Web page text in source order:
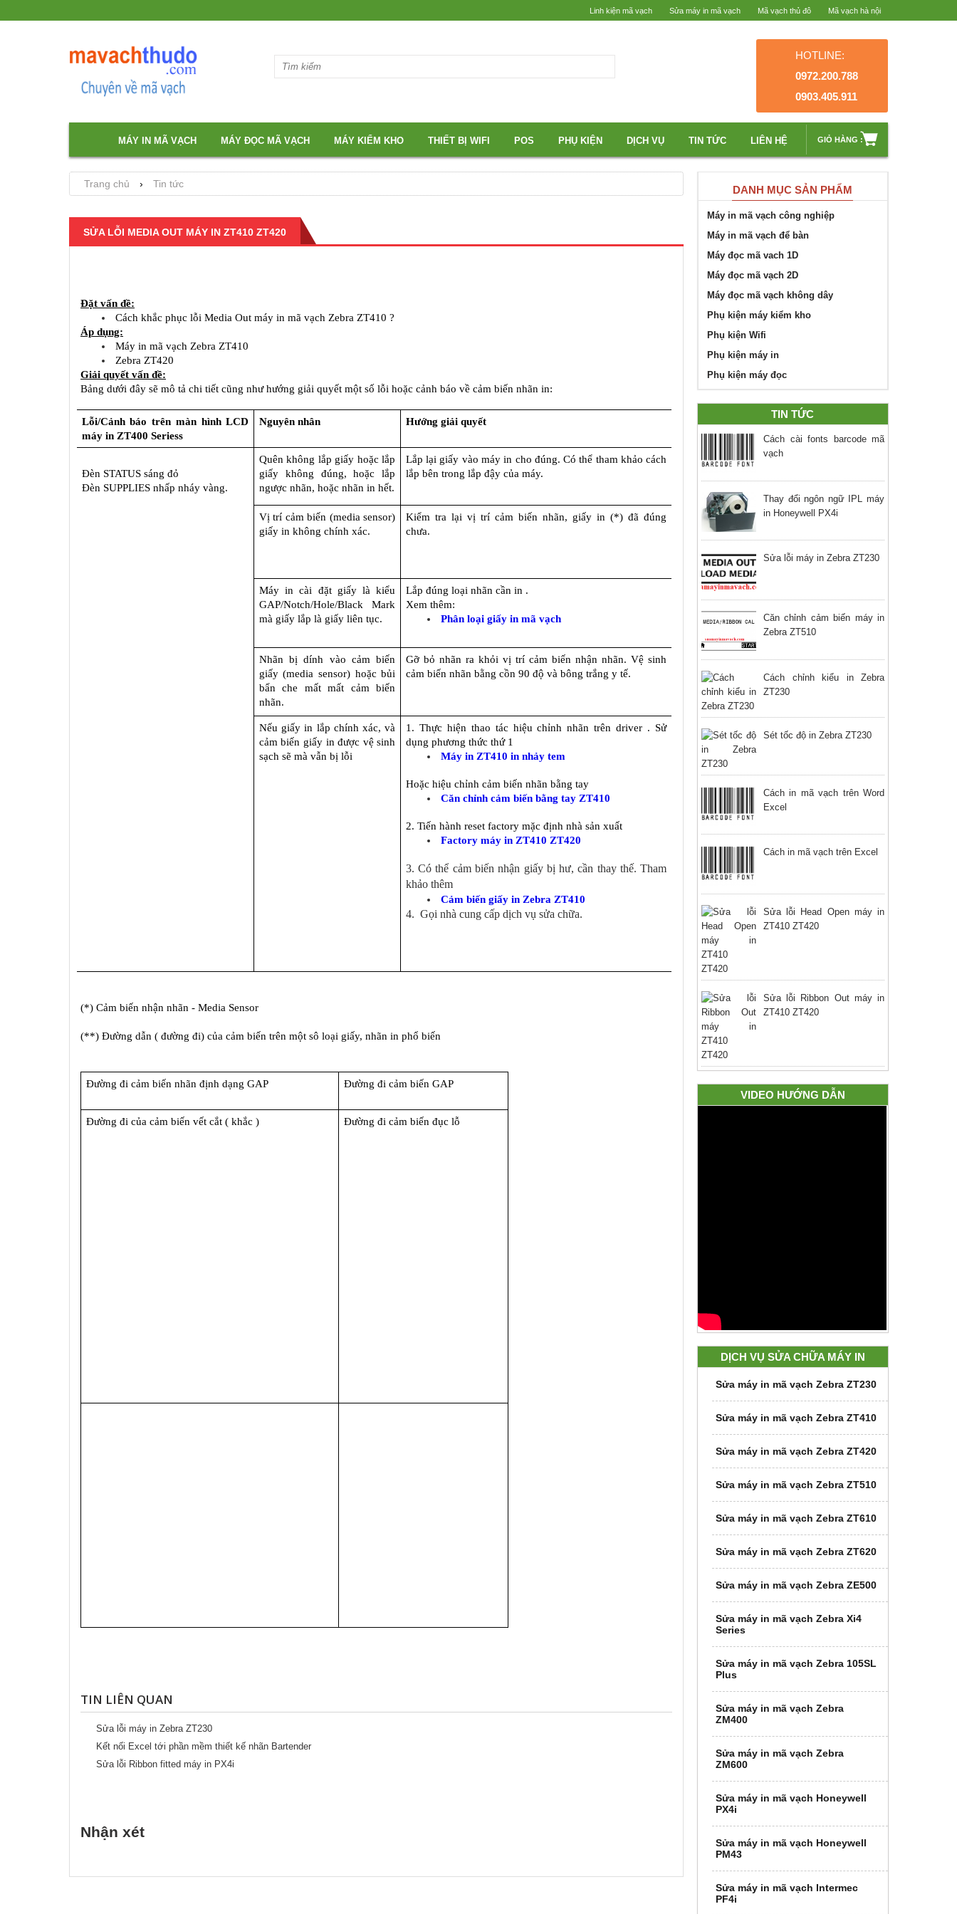
Linh kiện mã vạch Sửa máy in mã vạch Mã vạch thủ đô Mã vạch hà nội
HOTLINE:
0972.200.788
0903.405.911
MÁY IN MÃ VẠCH MÁY ĐỌC MÃ VẠCH MÁY KIỂM KHO THIẾT BỊ WIFI POS PHỤ KIỆN DỊCH VỤ TIN TỨC LIÊN HỆ GIỎ HÀNG :
Trang chủ › Tin tức
SỬA LỖI MEDIA OUT MÁY IN ZT410 ZT420
Đặt vấn đề:
Cách khắc phục lỗi Media Out máy in mã vạch Zebra ZT410 ?
Áp dụng:
Máy in mã vạch Zebra ZT410
Zebra ZT420
Giải quyết vấn đề:
Bảng dưới đây sẽ mô tả chi tiết cũng như hướng giải quyết một số lỗi hoặc cảnh báo về cảm biến nhãn in:
Lỗi/Cảnh báo trên màn hình LCD
máy in ZT400 Seriess
Nguyên nhân Hướng giải quyết
Đèn STATUS sáng đỏ
Đèn SUPPLIES nhấp nháy vàng.
Quên không lắp giấy hoặc lắp
giấy không đúng, hoặc lắp
ngược nhãn, hoặc nhãn in hết.
Lắp lại giấy vào máy in cho đúng. Có thể tham khảo cách
lắp bên trong lắp đậy của máy.
Vị trí cảm biến (media sensor)
giấy in không chính xác.
Kiểm tra lại vị trí cảm biến nhãn, giấy in (*) đã đúng
chưa.
Máy in cài đặt giấy là kiểu
GAP/Notch/Hole/Black Mark
mà giấy lắp là giấy liên tục.
Lắp đúng loại nhãn cần in .
Xem thêm:
Phân loại giấy in mã vạch
Nhãn bị dính vào cảm biến
giấy (media sensor) hoặc bủi
bẩn che mất mất cảm biến
nhãn.
Gỡ bỏ nhãn ra khỏi vị trí cảm biến nhận nhãn. Vệ sinh
cảm biến nhãn bằng cồn 90 độ và bông trắng y tế.
Nếu giấy in lắp chính xác, và
cảm biến giấy in được vệ sinh
sạch sẽ mà vẫn bị lỗi
1. Thực hiện thao tác hiệu chỉnh nhãn trên driver . Sử
dụng phương thức thứ 1
Máy in ZT410 in nhảy tem
Hoặc hiệu chỉnh cảm biến nhãn bằng tay
Căn chỉnh cảm biến bằng tay ZT410
2. Tiến hành reset factory mặc định nhà sản xuất
Factory máy in ZT410 ZT420
3. Có thể cảm biến nhận giấy bị hư, cần thay thế. Tham
khảo thêm
Cảm biến giấy in Zebra ZT410
4. Gọi nhà cung cấp dịch vụ sửa chữa.
(*) Cảm biến nhận nhãn - Media Sensor
(**) Đường dẫn ( đường đi) của cảm biến trên một sô loại giấy, nhãn in phổ biến
Đường đi cảm biến nhãn định dạng GAP Đường đi cảm biến GAP
Đường đi của cảm biến vết cắt ( khắc ) Đường đi cảm biến đục lỗ
TIN LIÊN QUAN
Sửa lỗi máy in Zebra ZT230
Kết nối Excel tới phần mềm thiết kế nhãn Bartender
Sửa lỗi Ribbon fitted máy in PX4i
Nhận xét
DANH MỤC SẢN PHẨM
Máy in mã vạch công nghiệp
Máy in mã vạch để bàn
Máy đọc mã vach 1D
Máy đọc mã vạch 2D
Máy đọc mã vạch không dây
Phụ kiện máy kiểm kho
Phụ kiện Wifi
Phụ kiện máy in
Phụ kiện máy đọc
TIN TỨC
Cách cài fonts barcode mã
vạch
Thay đổi ngôn ngữ IPL máy
in Honeywell PX4i
Sửa lỗi máy in Zebra ZT230
Căn chỉnh cảm biến máy in
Zebra ZT510
Cách chỉnh kiểu in Zebra
ZT230
Sét tốc độ in Zebra ZT230
Cách in mã vạch trên Word
Excel
Cách in mã vạch trên Excel
Sửa lỗi Head Open máy in
ZT410 ZT420
Sửa lỗi Ribbon Out máy in
ZT410 ZT420
VIDEO HƯỚNG DẪN
DỊCH VỤ SỬA CHỮA MÁY IN
Sửa máy in mã vạch Zebra ZT230
Sửa máy in mã vạch Zebra ZT410
Sửa máy in mã vạch Zebra ZT420
Sửa máy in mã vạch Zebra ZT510
Sửa máy in mã vạch Zebra ZT610
Sửa máy in mã vạch Zebra ZT620
Sửa máy in mã vạch Zebra ZE500
Sửa máy in mã vạch Zebra Xi4
Series
Sửa máy in mã vạch Zebra 105SL
Plus
Sửa máy in mã vạch Zebra
ZM400
Sửa máy in mã vạch Zebra
ZM600
Sửa máy in mã vạch Honeywell
PX4i
Sửa máy in mã vạch Honeywell
PM43
Sửa máy in mã vạch Intermec
PF4i